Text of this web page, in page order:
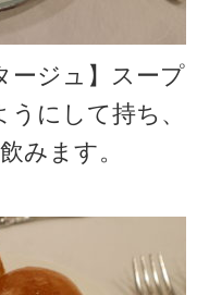
ージュ】スープ
にして持ち、
みます。